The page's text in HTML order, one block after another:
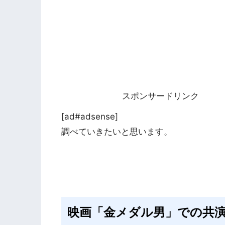
スポンサードリンク
[ad#adsense]
調べていきたいと思います。
映画「金メダル男」での共